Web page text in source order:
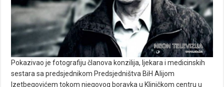
Pokazivao je fotografiju članova konzilija, ljekara i medicinskih
sestara sa predsjednikom Predsjedništva BiH Alijom
Izetbegovićem tokom njegovog boravka u Kliničkom centru u